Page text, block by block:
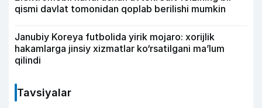
qismi davlat tomonidan qoplab berilishi mumkin
Janubiy Koreya futbolida yirik mojaro: xorijlik
hakamlarga jinsiy xizmatlar ko‘rsatilgani ma’lum
qilindi
Tavsiyalar